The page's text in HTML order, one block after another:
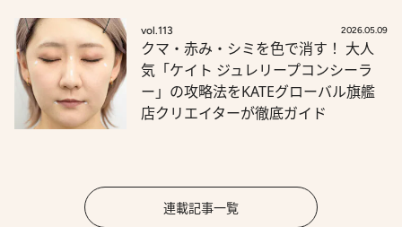
vol.113 2026.05.09
クマ・赤み・シミを色で消す！ 大人
気「ケイト ジュレリープコンシーラ
ー」の攻略法をKATEグローバル旗艦
店クリエイターが徹底ガイド
連載記事一覧